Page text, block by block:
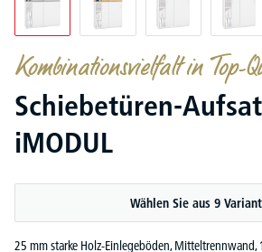
Kombinationsvielfalt in Top-
Schiebetüren-
iMODUL
Wählen Sie aus 9
25 mm starke Holz-Einlegeböden, Mitteltrennwand,